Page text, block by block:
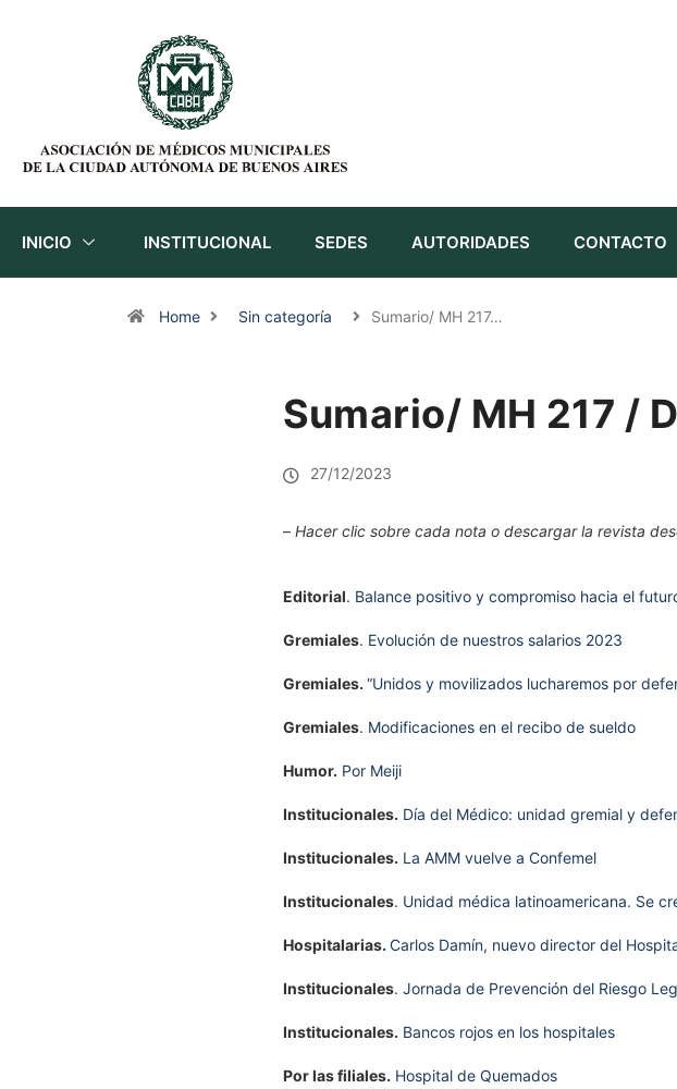
INICIO INSTITUCIONAL SEDES AUTORIDADES CONTACTO
Home Sin categoría Sumario/ MH 217…
Sumario/ MH 217 /
27/12/2023
– Hacer clic sobre cada nota o descargar la revista
Editorial. Balance positivo y compromiso hacia el
Gremiales. Evolución de nuestros salarios 2023
Gremiales. “Unidos y movilizados lucharemos por
Gremiales. Modificaciones en el recibo de sueldo
Humor. Por Meiji
Institucionales. Día del Médico: unidad gremial y
Institucionales. La AMM vuelve a Confemel
Institucionales. Unidad médica latinoamericana. Se
Hospitalarias. Carlos Damín, nuevo director del
Institucionales. Jornada de Prevención del Riesgo
Institucionales. Bancos rojos en los hospitales
Por las filiales. Hospital de Quemados